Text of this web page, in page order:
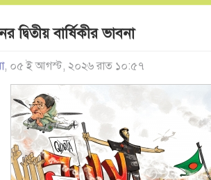
দ্বিতীয় বার্ষিকীর ভাবনা
, ০৫ ই আগস্ট, ২০২৬ রাত ১০:৫৭